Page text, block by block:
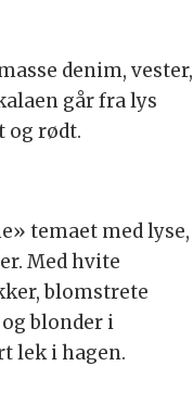
denim, vester,
går fra lys
og rødt.
temaet med lyse,
Med hvite
blomstrete
blonder i
lek i hagen.